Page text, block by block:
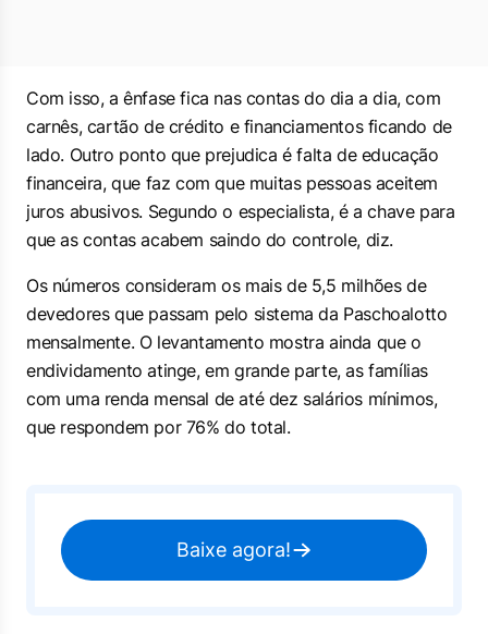
Com isso, a ênfase fica nas contas do dia a dia, com
carnês, cartão de crédito e financiamentos ficando de
lado. Outro ponto que prejudica é falta de educação
financeira, que faz com que muitas pessoas aceitem
juros abusivos. Segundo o especialista, é a chave para
que as contas acabem saindo do controle, diz.
Os números consideram os mais de 5,5 milhões de
devedores que passam pelo sistema da Paschoalotto
mensalmente. O levantamento mostra ainda que o
endividamento atinge, em grande parte, as famílias
com uma renda mensal de até dez salários mínimos,
que respondem por 76% do total.
Baixe agora!